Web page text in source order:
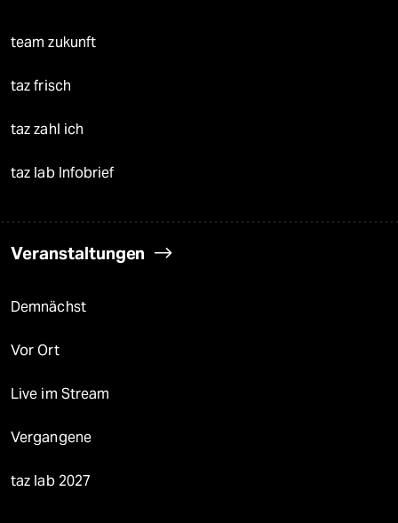
team zukunft
taz frisch
taz zahl ich
taz lab Infobrief
Veranstaltungen
Demnächst
Vor Ort
Live im Stream
Vergangene
taz lab 2027